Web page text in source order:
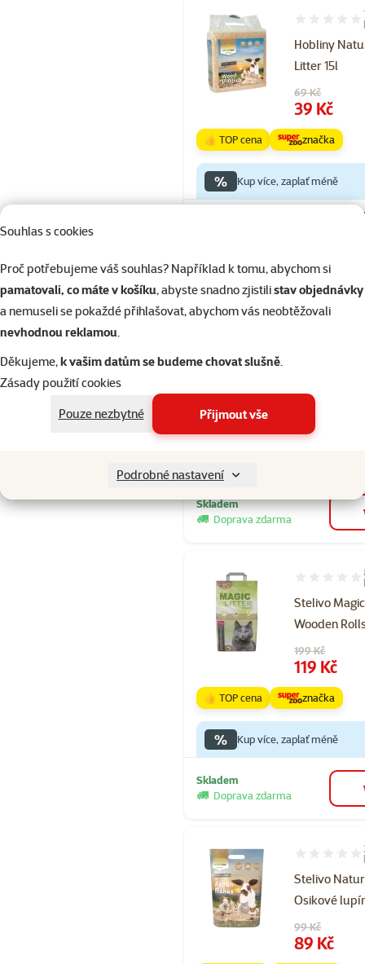
Souhlas s cookies
Proč potřebujeme váš souhlas? Například k tomu, abychom si
pamatovali, co máte v košíku, abyste snadno zjistilistav objednávky
a nemuseli se pokaždé přihlašovat, abychom vás neobtěžovali
nevhodnou reklamou.
Děkujeme,k vašim datům se budeme chovat slušně.
Zásady použití cookies
Pouze nezbytné
Přijmout vše
Podrobné nastavení
Hobliny
Litter 15l
Hodnocení
Původní cena
69 Kč
Cena
39 Kč
👍 TOP cena značka
% Kup více, zaplať méně
Podestýlka
Hodnocení
family
169 Kč
značka
Skladem
Doprava zdarma
Stelivo
Wooden
Hodnocení
Původní cena
199 Kč
Cena
119 Kč
👍 TOP cena značka
% Kup více, zaplať méně
Skladem
Doprava zdarma
Stelivo
Osikové
Hodnocení
Původní cena
99 Kč
Cena
89 Kč